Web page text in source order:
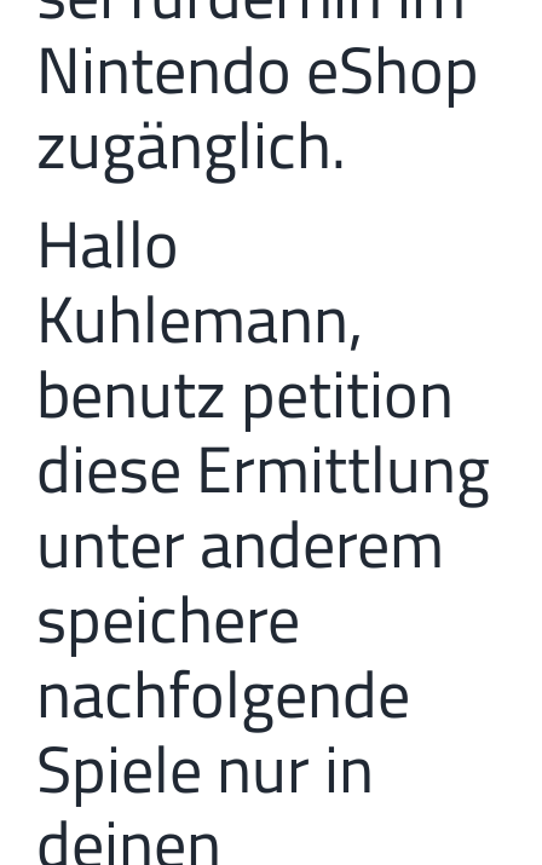
Nintendo eShop
zugänglich.
Hallo
Kuhlemann,
benutz petition
diese Ermittlung
unter anderem
speichere
nachfolgende
Spiele nur in